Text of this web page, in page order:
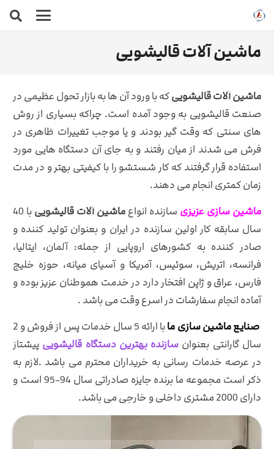
ماشین آلات قالیشویی
ماشین آلات قالیشوییکه با ورود آن ها به بازار تحول عظیمی در
صنعت قالیشویی به وجود آمده است. چراکه بسیاری از روش
های سنتی که وقت گیر بودند و یا موجب تغییرات ظاهری در
فرش می شدند از میان رفتند و به جای آن دستگاه هایی مورد
استفاده قرار گرفتند که کار شستشو را با کیفیتی بهتر و در مدت
زمان کمتری انجام می دهند.
ماشین سازی عزیزی سازنده انواع ماشین آلات قالیشویی
با 40
سال سابقه کار اولین سازنده در ایران و بعنوان تولید کننده و
صادر کننده به کشورهای اروپایی از جمله: آلمان، ایتالیا،
فرانسه، اتریش، سوئیس، آمریکا و آسیای میانه، حوزه خلیج
فارس، عراق و ژاپن افتخار دارد در خدمت هموطنان عزیز بوده و
آماده انجام سفارشات در اسرع وقت می باشد .
صنایع ماشین سازی ما
با ارائه 5 سال خدمات پس از فروش و 2
سال گارانتی بعنوان سازنده بهترین دستگاه قالیشویی پیشتاز
در عرصه خدمات رسانی به خریداران محترم می باشد .لازم به
ذکر است مجموعه ما برنده جایزه صادراتی سال 94-95 است و
دارای 2000 مشتری داخلی و خارجی می باشد.